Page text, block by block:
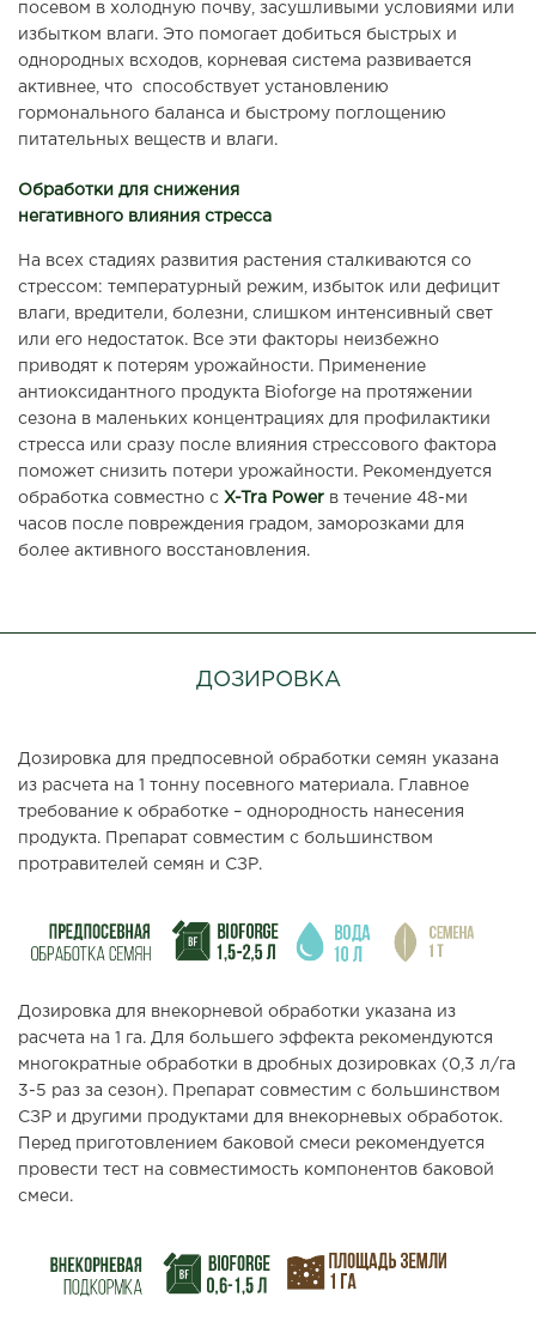
посевом в холодную почву, засушливыми условиями или
избытком влаги. Это помогает добиться быстрых и
однородных всходов, корневая система развивается
активнее, что способствует установлению
гормонального баланса и быстрому поглощению
питательных веществ и влаги.
Обработки для снижения
негативного влияния стресса
На всех стадиях развития растения сталкиваются со
стрессом: температурный режим, избыток или дефицит
влаги, вредители, болезни, слишком интенсивный свет
или его недостаток. Все эти факторы неизбежно
приводят к потерям урожайности. Применение
антиоксидантного продукта Bioforge на протяжении
сезона в маленьких концентрациях для профилактики
стресса или сразу после влияния стрессового фактора
поможет снизить потери урожайности. Рекомендуется
обработка совместно с X-Tra Power в течение 48-ми
часов после повреждения градом, заморозками для
более активного восстановления.
ДОЗИРОВКА
Дозировка для предпосевной обработки семян указана
из расчета на 1 тонну посевного материала. Главное
требование к обработке – однородность нанесения
продукта. Препарат совместим с большинством
протравителей семян и СЗР.
Дозировка для внекорневой обработки указана из
расчета на 1 га. Для большего эффекта рекомендуются
многократные обработки в дробных дозировках (0,3 л/га
3-5 раз за сезон). Препарат совместим с большинством
СЗР и другими продуктами для внекорневых обработок.
Перед приготовлением баковой смеси рекомендуется
провести тест на совместимость компонентов баковой
смеси.